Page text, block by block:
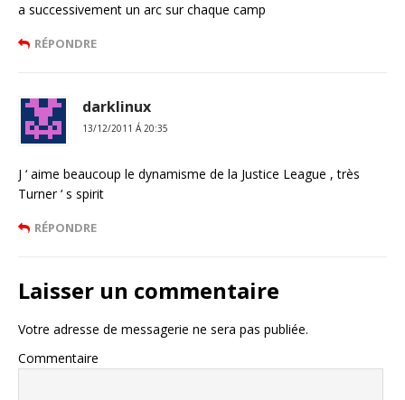
a successivement un arc sur chaque camp
RÉPONDRE
darklinux
13/12/2011 Á 20:35
J ‘ aime beaucoup le dynamisme de la Justice League , très
Turner ‘ s spirit
RÉPONDRE
Laisser un commentaire
Votre adresse de messagerie ne sera pas publiée.
Commentaire